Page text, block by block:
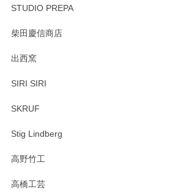
STUDIO PREPA
柴田慶信商店
出西窯
SIRI SIRI
SKRUF
Stig Lindberg
高野竹工
高橋工芸